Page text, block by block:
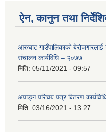
ऐन, कानुन तथा
आरुघाट गाउँपालिकाको बेरोजगारलाई
संचालन कार्यविधि – २०७७
मिति: 05/11/2021 - 09:57
अपाङ्ग परिचय पत्र बितरण
मिति: 03/16/2021 - 13:27